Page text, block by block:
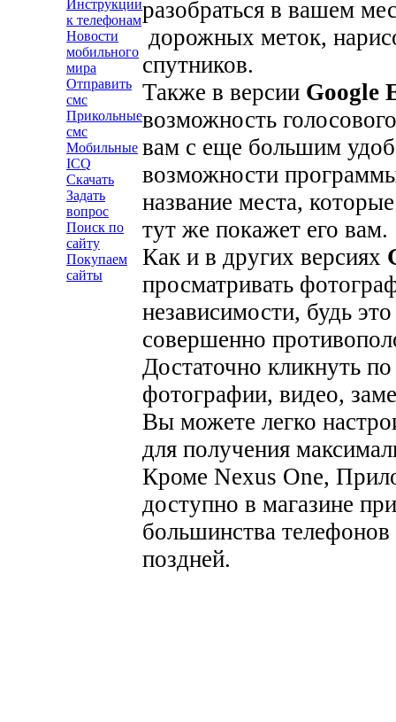
Инструкции
к телефонам
Новости
мобильного
мира
Отправить
смс
Прикольные
смс
Мобильные
ICQ
Скачать
Задать
вопрос
Поиск по
сайту
Покупаем
сайты
разобраться в вашем
дорожных меток,
спутников.
Также в версии Google
возможность
вам с еще большим
возможности
название места,
тут же покажет его вам.
Как и в других версиях
просматривать
независимости, будь
совершенно
Достаточно кликнуть
фотографии, видео,
Вы можете легко
для получения
Кроме Nexus One,
доступно в магазине
большинства
поздней.